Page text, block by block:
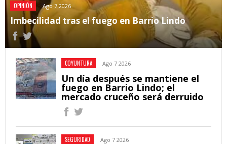
OPINIÓN Ago 7 2026
Imbecilidad tras el fuego en Barrio Lindo
COYUNTURA Ago 7 2026
Un día después se mantiene el
fuego en Barrio Lindo; el
mercado cruceño será derruido
SEGURIDAD Ago 7 2026